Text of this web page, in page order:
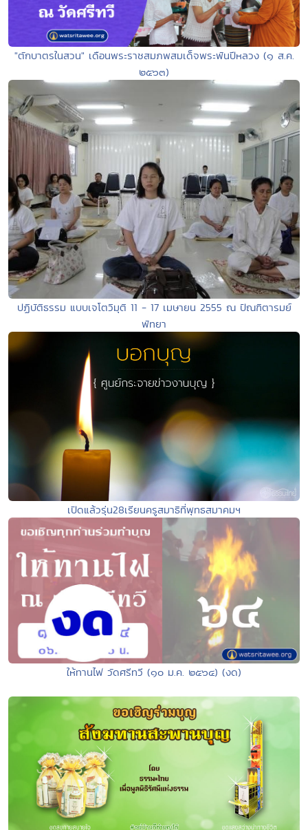
"ตักบาตรในสวน" เดือนพระราชสมภพสมเด็จพระพันปีหลวง (๑ ส.ค.
๒๕๖๓)
ปฏิบัติธรรม แบบเจโตวิมุติ 11 - 17 เมษายน 2555 ณ ปัณฑิตารมย์
พัทยา
เปิดแล้วรุ่น28เรียนครูสมาธิที่พุทธสมาคมฯ
ให้ทานไฟ วัดศรีทวี (๑๐ ม.ค. ๒๕๖๔) (งด)